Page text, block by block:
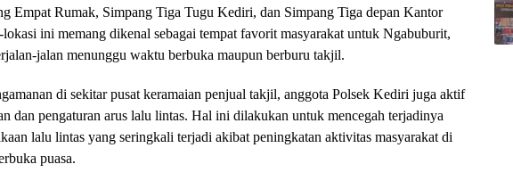
Empat Rumak, Simpang Tiga Tugu Kediri, dan Simpang Tiga depan Kantor
ini memang dikenal sebagai tempat favorit masyarakat untuk Ngabuburit,
jalan menunggu waktu berbuka maupun berburu takjil.
di sekitar pusat keramaian penjual takjil, anggota Polsek Kediri juga aktif
dan pengaturan arus lalu lintas. Hal ini dilakukan untuk mencegah terjadinya
lalu lintas yang seringkali terjadi akibat peningkatan aktivitas masyarakat di
puasa.